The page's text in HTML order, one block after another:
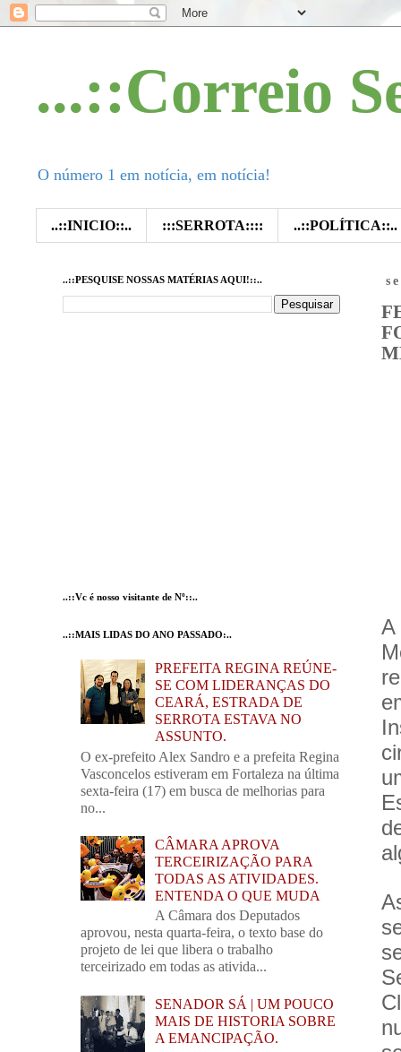
...::Correio
O número 1 em notícia, em notícia!
..::INICIO::.. :::SERROTA:::: ..::POLÍTICA::..
..::PESQUISE NOSSAS MATÉRIAS AQUI!::..
..::Vc é nosso visitante de Nº::..
..::MAIS LIDAS DO ANO PASSADO:..
PREFEITA REGINA REÚNE-
SE COM LIDERANÇAS DO
CEARÁ, ESTRADA DE
SERROTA ESTAVA NO
ASSUNTO.
O ex-prefeito Alex Sandro e a prefeita Regina
Vasconcelos estiveram em Fortaleza na última
sexta-feira (17) em busca de melhorias para
no...
CÂMARA APROVA
TERCEIRIZAÇÃO PARA
TODAS AS ATIVIDADES.
ENTENDA O QUE MUDA
A Câmara dos Deputados
aprovou, nesta quarta-feira, o texto base do
projeto de lei que libera o trabalho
terceirizado em todas as ativida...
SENADOR SÁ | UM POUCO
MAIS DE HISTORIA SOBRE
A EMANCIPAÇÃO.